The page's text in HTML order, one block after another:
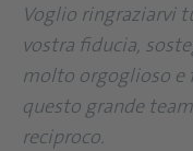
Voglio ringraziarvi
vostra fiducia,
molto orgoglioso e
questo grande
reciproco.